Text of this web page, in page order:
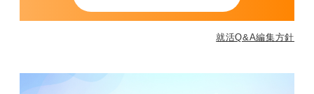
就活Q&A編集方針